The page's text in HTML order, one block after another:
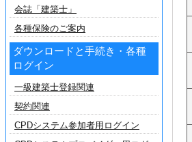
会誌「建築士」
各種保険のご案内
ダウンロードと手続き・各種
ログイン
一級建築士登録関連
契約関連
CPDシステム参加者用ログイン